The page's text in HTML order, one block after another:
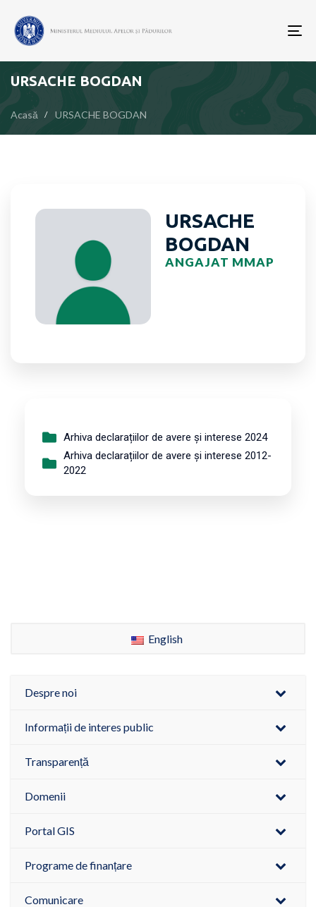
URSACHE BOGDAN
Acasă URSACHE BOGDAN
URSACHE
BOGDAN
ANGAJAT MMAP
Arhiva declarațiilor de avere și interese 2024
Arhiva declarațiilor de avere și interese 2012-
2022
English
Despre noi
Informații de interes public
Transparență
Domenii
Portal GIS
Programe de finanțare
Comunicare